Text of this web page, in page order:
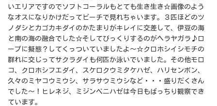
いエリアですのでソフトコーラルもとても生き生き☆画像のよう
なオスになりかけだってビーチで見れちゃいます。３匹ほどのツ
ノダシとカゴカキダイのかたまりがキレイに交差して、伊豆の海
と南の海の融合でした☆そしてびっくりするのがヘラヤガラ♪ロ
ープに擬態？してくっついていましたよ～☆クロホシイシモチの
群れに交じってサクラダイも何匹か泳いでいました。その他モロ
コ、クロホシフエダイ、スケロクウミタケハゼ、ハリセンボン、
久々のミヤコウミウシ、サラサウミウシなど・・・盛りだくさん
でした～！ヒレネジ、ミジンベニハゼは今日もばっちり観察でき
ています。